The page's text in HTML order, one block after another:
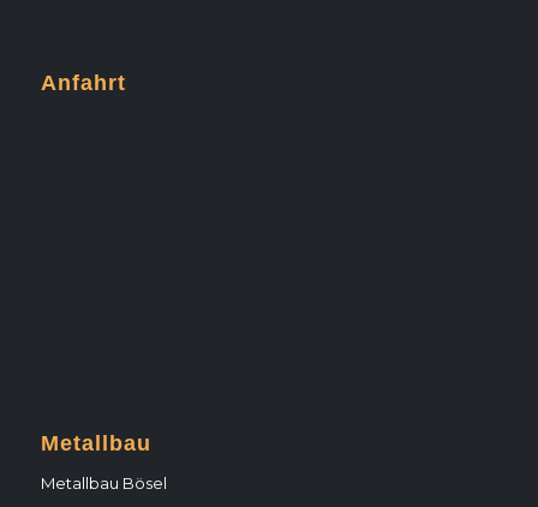
Anfahrt
Metallbau
Metallbau Bösel